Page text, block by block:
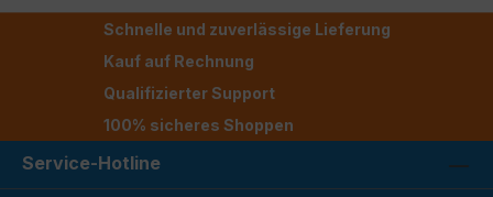
Schnelle und zuverlässige Lieferung
Kauf auf Rechnung
Qualifizierter Support
100% sicheres Shoppen
Service-Hotline